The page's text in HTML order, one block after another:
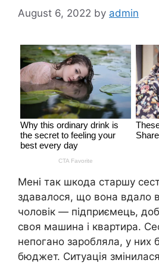
August 6, 2022 by admin
Мені так шкода старшу
здавалося, що вона вдало
чоловік — підприємець,
своя машина і квартира.
непогано заробляла, у них
бюджет. Ситуація